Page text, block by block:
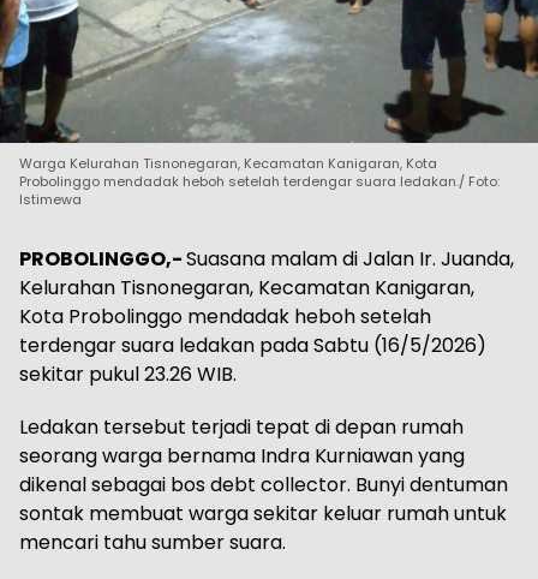
Warga Kelurahan Tisnonegaran, Kecamatan Kanigaran, Kota
Probolinggo mendadak heboh setelah terdengar suara ledakan./ Foto:
Istimewa
PROBOLINGGO,-Suasana malam di Jalan Ir. Juanda,
Kelurahan Tisnonegaran, Kecamatan Kanigaran,
Kota Probolinggo mendadak heboh setelah
terdengar suara ledakan pada Sabtu (16/5/2026)
sekitar pukul 23.26 WIB.
Ledakan tersebut terjadi tepat di depan rumah
seorang warga bernama Indra Kurniawan yang
dikenal sebagai bos debt collector. Bunyi dentuman
sontak membuat warga sekitar keluar rumah untuk
mencari tahu sumber suara.